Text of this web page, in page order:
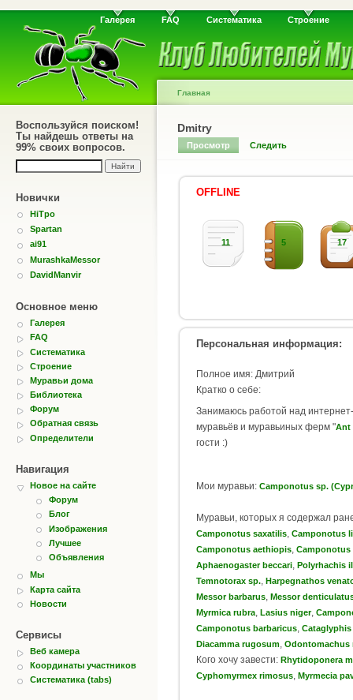
Галерея FAQ Систематика Строение
Воспользуйся поиском!
Ты найдешь ответы на
99% своих вопросов.
Новички
HiTpo
Spartan
ai91
MurashkaMessor
DavidManvir
Основное меню
Галерея
FAQ
Систематика
Строение
Муравьи дома
Библиотека
Форум
Обратная связь
Определители
Навигация
Новое на сайте
Форум
Блог
Изображения
Лучшее
Объявления
Мы
Карта сайта
Новости
Сервисы
Веб камера
Координаты участников
Систематика (tabs)
Главная
Dmitry
Просмотр Следить
OFFLINE
11 5 17
Персональная информация:
Полное имя: Дмитрий
Кратко о себе:
Занимаюсь работой над
муравьёв и муравьиных ферм "Ant
гости :)
Мои муравьи: Camponotus sp.
Муравьи, которых я содержал
Camponotus saxatilis Camponotus
Camponotus aethiopis
Aphaenogaster beccari Polyrhachis
Temnotorax sp. Harpegnathos
Messor barbarus Messor
Myrmica rubra Lasius niger,
Camponotus barbaricus Cataglyphis
Diacamma rugosum Odontomachus
Кого хочу завести: Rhytidoponera
Cyphomyrmex rimosus Myrmecia